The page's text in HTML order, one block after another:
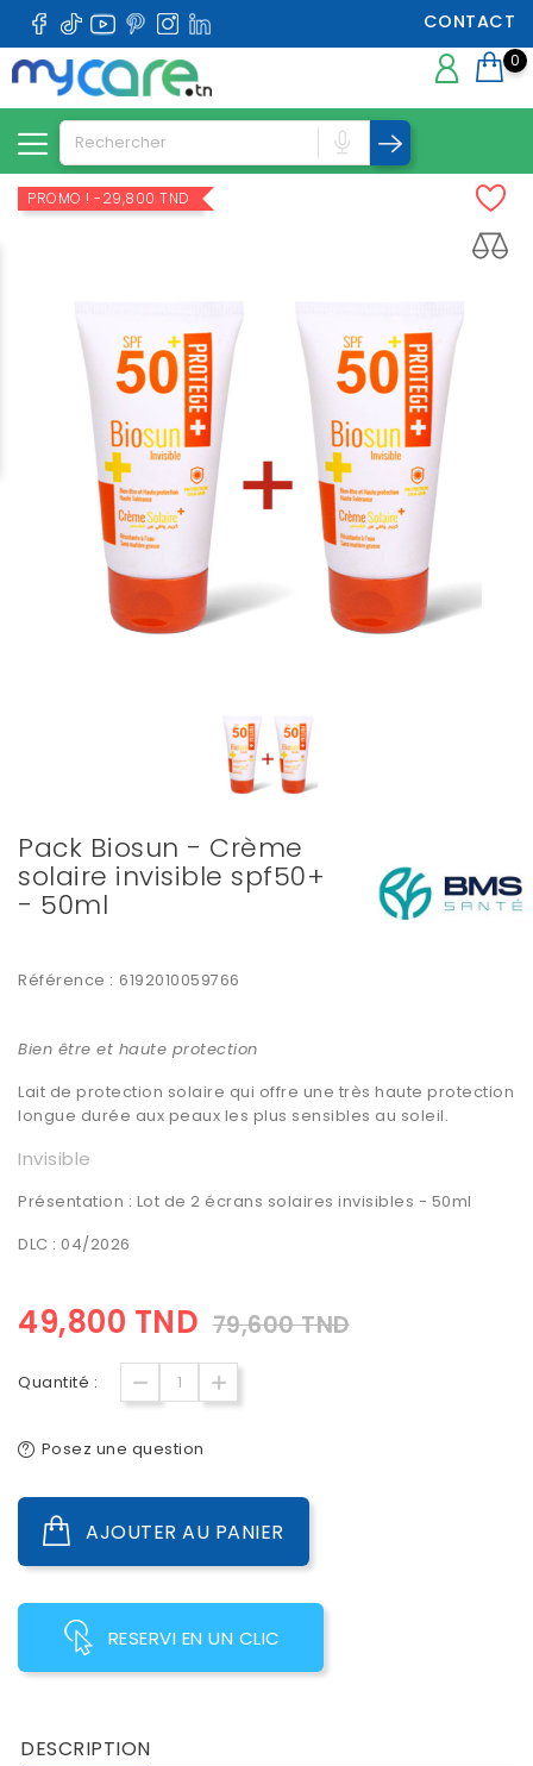
CONTACT
0
PROMO ! -29,800 TND
Pack Biosun - Crème
solaire invisible spf50+
- 50ml
Référence : 6192010059766
Bien être et haute protection
Lait de protection solaire qui offre une très haute protection
longue durée aux peaux les plus sensibles au soleil.
Invisible
Présentation : Lot de 2 écrans solaires invisibles - 50ml
DLC : 04/2026
49,800 TND 79,600 TND
Quantité :
Posez une question
AJOUTER AU PANIER
RESERVI EN UN CLIC
DESCRIPTION